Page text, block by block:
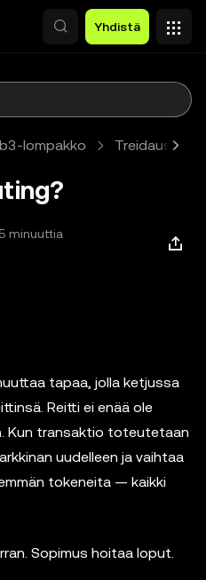
Yhdistä
lompakko Treidaus
minuuttia
tapaa, jolla ketjussa
Reitti ei enää ole
Kun transaktio toteutetaan
uudelleen ja vaihtaa
tokeneita — kaikki
Sopimus hoitaa loput.